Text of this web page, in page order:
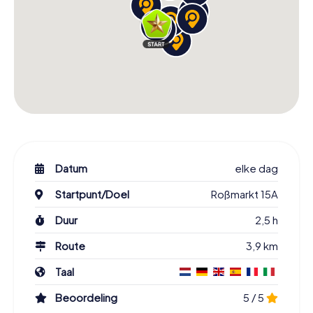
Datum
elke dag
Startpunt/Doel
Roßmarkt 15A
Duur
2,5 h
Route
3,9 km
Taal
Beoordeling
5 / 5